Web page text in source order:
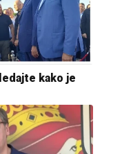
kako je